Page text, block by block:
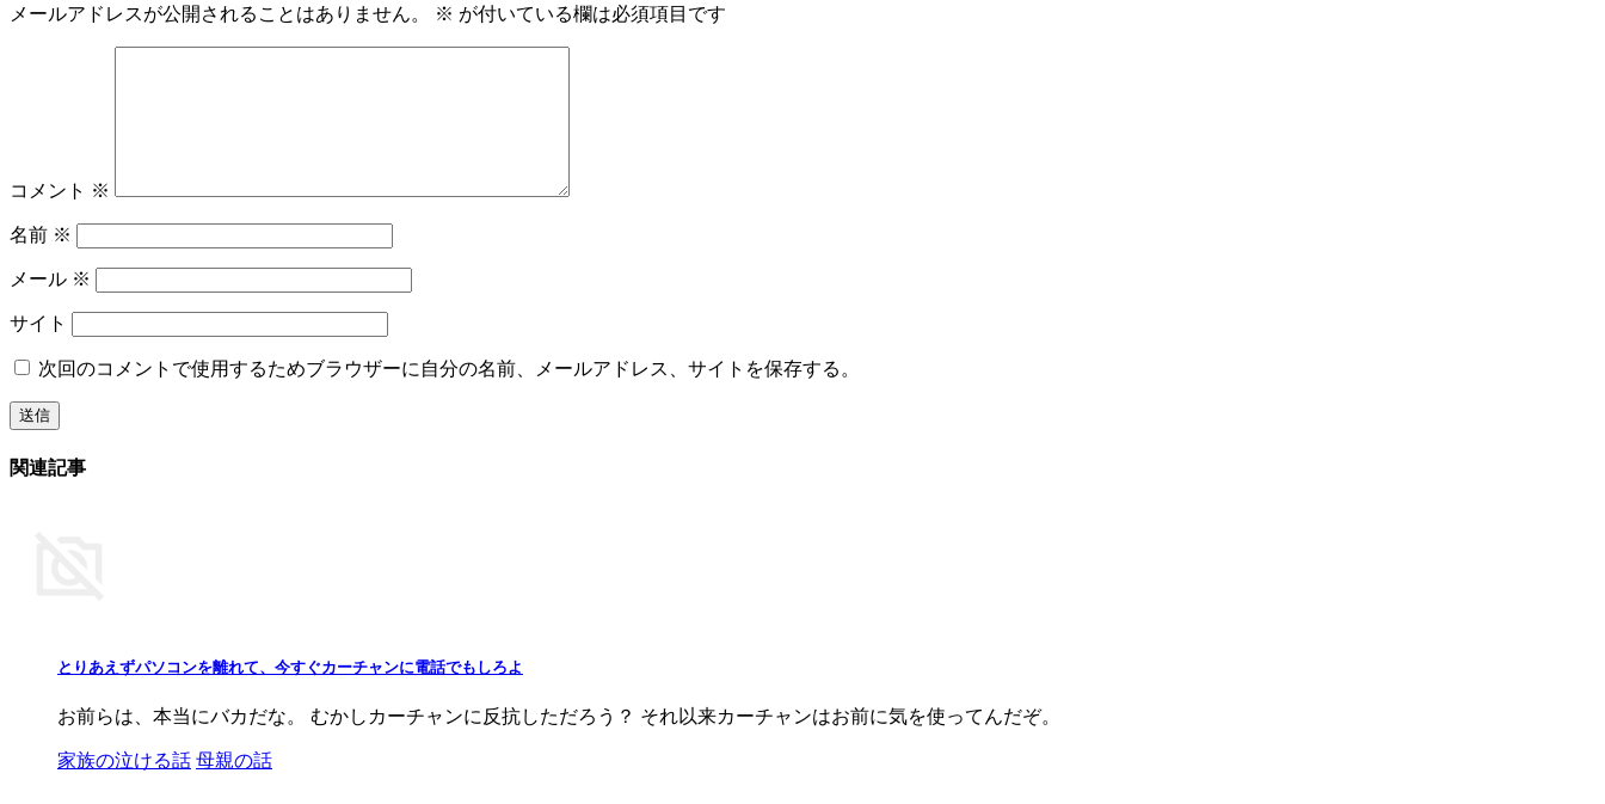
メールアドレスが公開されることはありません。 ※ が付いている欄は必須項目です
コメント ※
名前 ※
メール ※
サイト
次回のコメントで使用するためブラウザーに自分の名前、メールアドレス、サイトを保存する。
関連記事
とりあえずパソコンを離れて、今すぐカーチャンに電話でもしろよ
お前らは、本当にバカだな。 むかしカーチャンに反抗しただろう？ それ以来カーチャンはお前に気を使ってんだぞ。
家族の泣ける話 母親の話